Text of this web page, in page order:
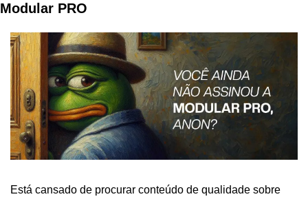
Modular PRO
Está cansado de procurar conteúdo de qualidade sobre